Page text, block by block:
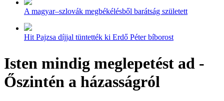
A magyar–szlovák megbékélésből barátság született
Hit Pajzsa díjjal tüntették ki Erdő Péter bíborost
Isten mindig meglepetést ad -
Őszintén a házasságról